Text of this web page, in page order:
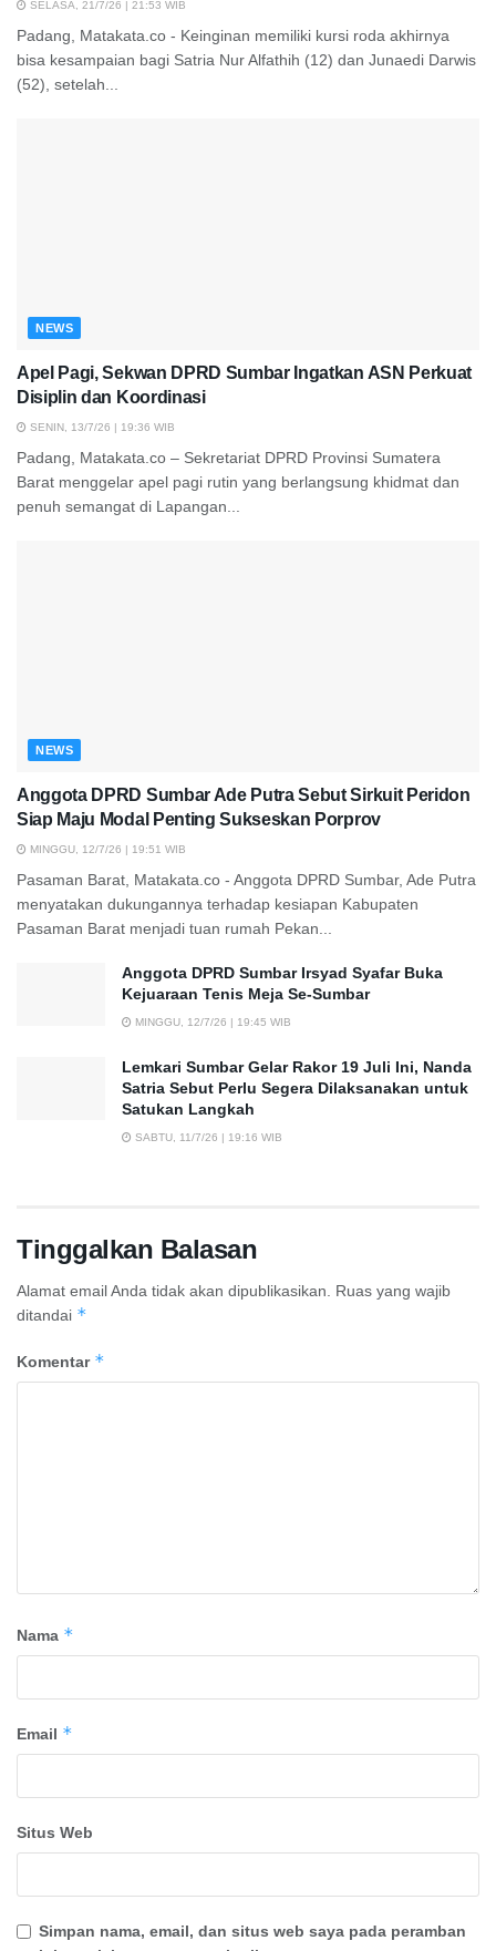
SELASA, 21/7/26 | 21:53 WIB
Padang, Matakata.co - Keinginan memiliki kursi roda akhirnya
bisa kesampaian bagi Satria Nur Alfathih (12) dan Junaedi Darwis
(52), setelah...
NEWS
Apel Pagi, Sekwan DPRD Sumbar Ingatkan ASN Perkuat
Disiplin dan Koordinasi
SENIN, 13/7/26 | 19:36 WIB
Padang, Matakata.co – Sekretariat DPRD Provinsi Sumatera
Barat menggelar apel pagi rutin yang berlangsung khidmat dan
penuh semangat di Lapangan...
NEWS
Anggota DPRD Sumbar Ade Putra Sebut Sirkuit Peridon
Siap Maju Modal Penting Sukseskan Porprov
MINGGU, 12/7/26 | 19:51 WIB
Pasaman Barat, Matakata.co - Anggota DPRD Sumbar, Ade Putra
menyatakan dukungannya terhadap kesiapan Kabupaten
Pasaman Barat menjadi tuan rumah Pekan...
Anggota DPRD Sumbar Irsyad Syafar Buka
Kejuaraan Tenis Meja Se-Sumbar
MINGGU, 12/7/26 | 19:45 WIB
Lemkari Sumbar Gelar Rakor 19 Juli Ini, Nanda
Satria Sebut Perlu Segera Dilaksanakan untuk
Satukan Langkah
SABTU, 11/7/26 | 19:16 WIB
Tinggalkan Balasan
Alamat email Anda tidak akan dipublikasikan.
Ruas yang wajib
ditandai *
Komentar *
Nama *
Email *
Situs Web
Simpan nama, email, dan situs web saya pada peramban